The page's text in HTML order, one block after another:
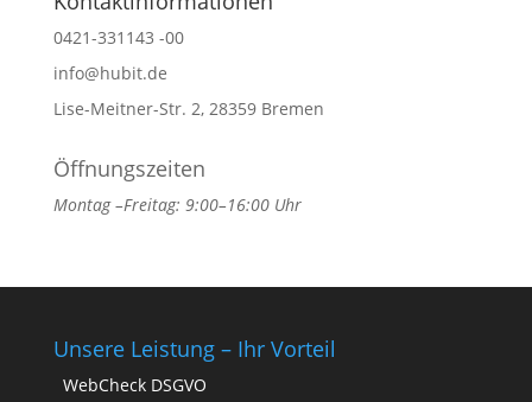
0421-331143 -00
info@hubit.de
Lise-Meitner-Str. 2, 28359 Bremen
Öffnungszeiten
Montag –Freitag: 9:00–16:00 Uhr
Unsere Leistung – Ihr Vorteil
WebCheck DSGVO